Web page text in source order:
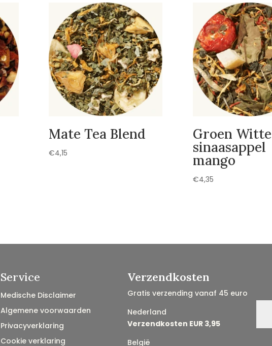
Mate Tea Blend
€4,15
Groen
sinaasappel
mango
€4,35
Service
Medische Disclaimer
Algemene voorwaarden
Privacyverklaring
Cookie verklaring
Verzendkosten
Gratis verzending vanaf 45 euro
Nederland
Verzendkosten EUR 3,95
België